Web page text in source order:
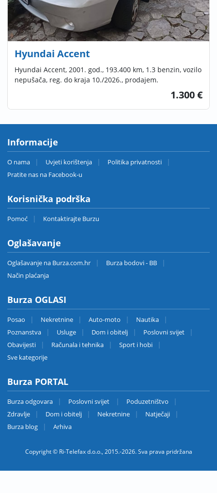
Hyundai Accent
Hyundai Accent, 2001. god., 193.400 km, 1.3 benzin, vozilo
nepušača, reg. do kraja 10./2026., prodajem.
1.300 €
Informacije
O nama Uvjeti korištenja
Politika privatnosti
Pratite nas na Facebook-u
Korisnička podrška
Pomoć Kontaktirajte Burzu
Oglašavanje
Oglašavanje na Burza.com.hr
Burza bodovi - BB
Način plaćanja
Burza OGLASI
Posao Nekretnine Auto-moto
Nautika
Poznanstva
Usluge Dom i obitelj
Poslovni svijet
Obavijesti
Računala i tehnika
Sport i hobi
Sve kategorije
Burza PORTAL
Burza odgovara Poslovni svijet
Poduzetništvo
Zdravlje
Dom i obitelj Nekretnine
Natječaji
Burza blog
Arhiva
Copyright © Ri-Telefax d.o.o., 2015.-2026. Sva prava pridržana